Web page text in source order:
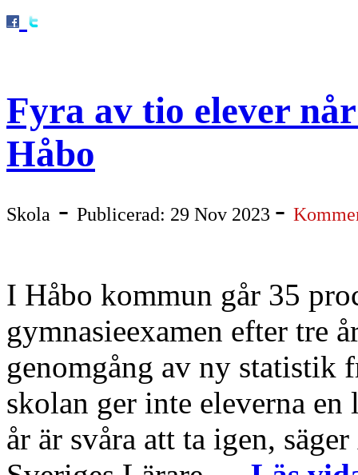
Fyra av tio elever
Håbo
Skola - Publicerad: 29 Nov 2023 -
I Håbo kommun går 35
gymnasieexamen efter tre
genomgång av ny statistik
skolan ger inte eleverna
år är svåra att ta igen,